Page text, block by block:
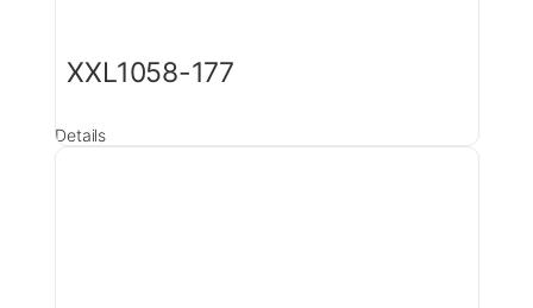
XXL1058-177
Details